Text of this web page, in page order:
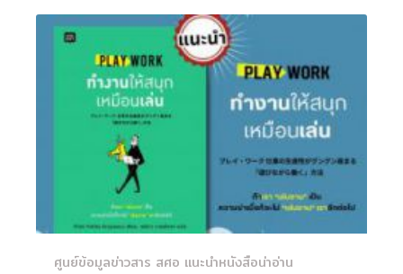
ศูนย์ข้อมูลข่าวสาร สศอ แนะนำหนังสือน่าอ่าน